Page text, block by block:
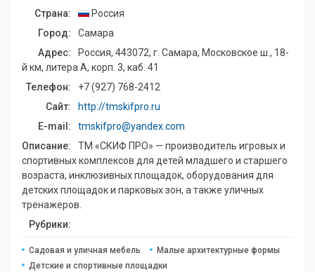
Страна:
Россия
Город:
Самара
Адрес:
Россия, 443072, г. Самара, Московское ш., 18-
й км, литера А, корп. 3, каб. 41
Телефон:
+7 (927) 768-2412
Сайт:
http://tmskifpro.ru
E-mail:
tmskifpro@yandex.com
Описание:
ТМ «СКИФ ПРО» — производитель игровых и
спортивных комплексов для детей младшего и старшего
возраста, инклюзивных площадок, оборудования для
детских площадок и парковых зон, а также уличных
тренажеров.
Рубрики:
Садовая и уличная мебель
Малые архитектурные формы
Детские и спортивные площадки